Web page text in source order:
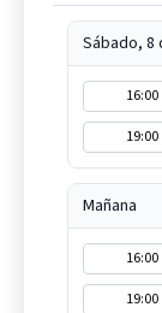
Sábado, 8
16:00
19:00
Mañana
16:00
19:00